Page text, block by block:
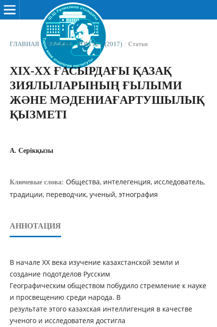
ГЛАВНАЯ / АРХИВЫ / ТОМ № 2 (2017) / Статьи
ХІХ-ХХ ҒАСЫРДАҒЫ ҚАЗАҚ
ЗИЯЛЫЛАРЫНЫҢ ҒЫЛЫМИ
ЖƏНЕ МƏДЕНИАҒАРТУШЫЛЫҚ
ҚЫЗМЕТІ
А. Серікқызы
Ключевые слова: Общества, интелегенция, исследователь,
традиции, переводчик, ученый, этнография
АННОТАЦИЯ
В начале ХХ века изучение казахстанской земли и
создание подотделов Русским
Географическим обществом побудило стремление к науке
и просвещению среди народа. В
результате этого казахская интеллигенция в качестве
ученого и исследователя достигла